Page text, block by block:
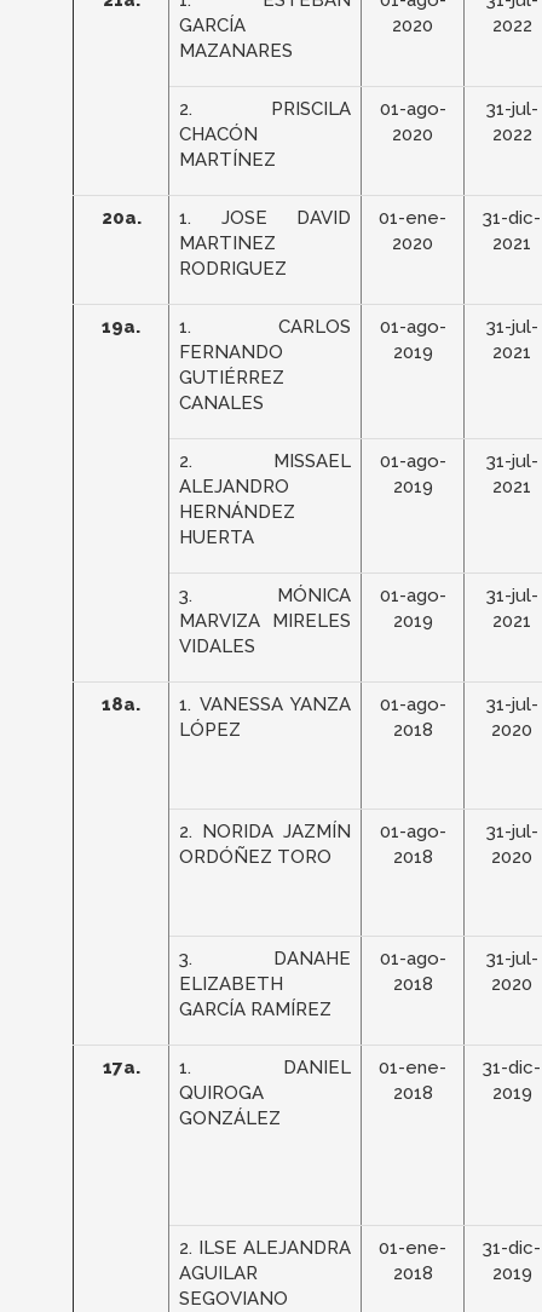
GARCÍA
MAZANARES
2020
2022
2. PRISCILA
CHACÓN
MARTÍNEZ
01-ago-
2020
31-jul-
2022
20a.
1. JOSE DAVID
MARTINEZ
RODRIGUEZ
01-ene-
2020
31-dic-
2021
19a.
1. CARLOS
FERNANDO
GUTIÉRREZ
CANALES
01-ago-
2019
31-jul-
2021
2. MISSAEL
ALEJANDRO
HERNÁNDEZ
HUERTA
01-ago-
2019
31-jul-
2021
3. MÓNICA
MARVIZA MIRELES
VIDALES
01-ago-
2019
31-jul-
2021
18a.
1. VANESSA YANZA
LÓPEZ
01-ago-
2018
31-jul-
2020
2. NORIDA JAZMÍN
ORDÓÑEZ TORO
01-ago-
2018
31-jul-
2020
3. DANAHE
ELIZABETH
GARCÍA RAMÍREZ
01-ago-
2018
31-jul-
2020
17a.
1. DANIEL
QUIROGA
GONZÁLEZ
01-ene-
2018
31-dic-
2019
2. ILSE ALEJANDRA
AGUILAR
SEGOVIANO
01-ene-
2018
31-dic-
2019